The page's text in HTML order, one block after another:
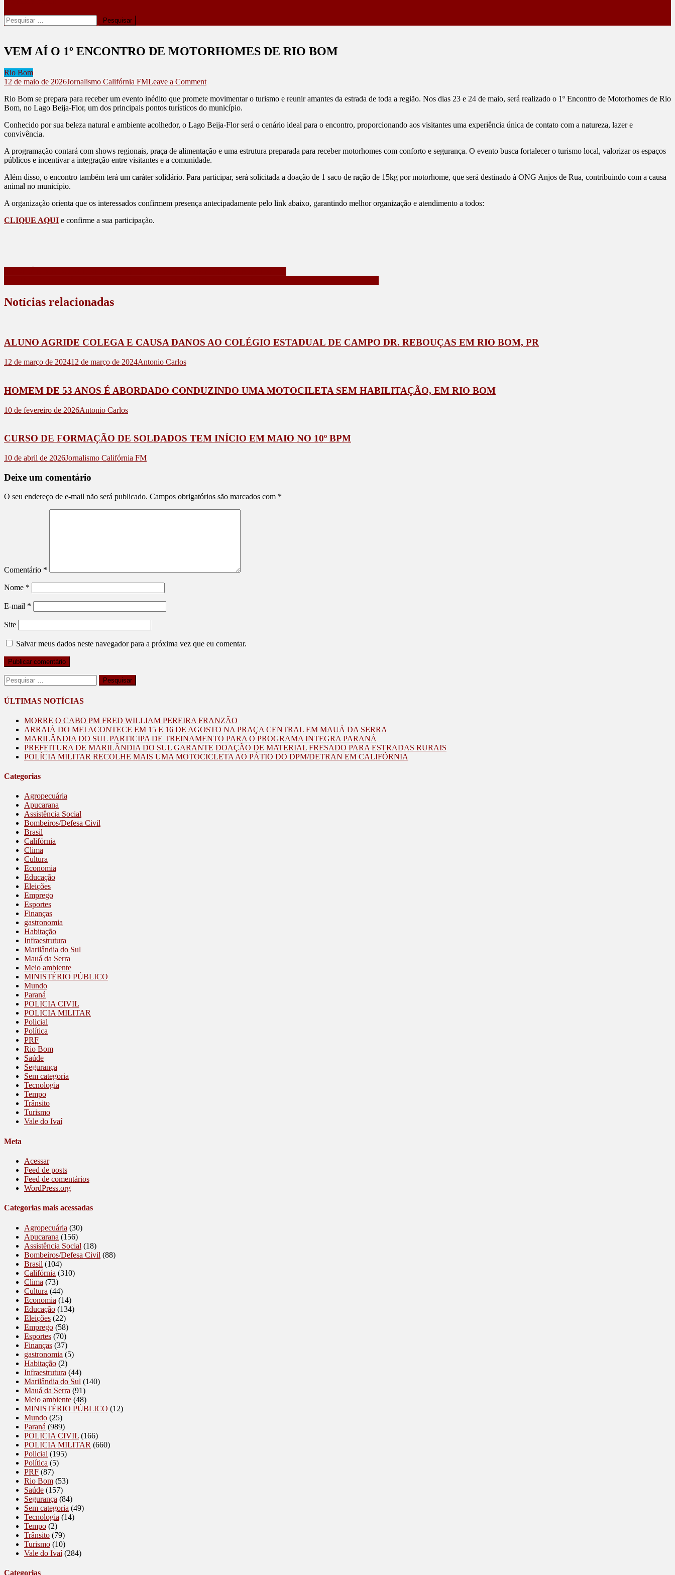
Pesquisar
por:
VEM AÍ O 1º ENCONTRO DE MOTORHOMES DE RIO BOM
Rio Bom
12 de maio de 2026Jornalismo Califórnia FMLeave a Commenton
AÍ
O
ENCONTRO
DE
RIO
Rio Bom se prepara para receber um evento inédito que promete movimentar o turismo e reunir amantes da estrada de toda a região. Nos dias 23 e 24 de maio, será realizado o 1º Encontro de Motorhomes de Rio
Bom, no Lago Beija-Flor, um dos principais pontos turísticos do município.
Conhecido por sua beleza natural e ambiente acolhedor, o Lago Beija-Flor será o cenário ideal para o encontro, proporcionando aos visitantes uma experiência única de contato com a natureza, lazer e
convivência.
A programação contará com shows regionais, praça de alimentação e uma estrutura preparada para receber motorhomes com conforto e segurança. O evento busca fortalecer o turismo local, valorizar os espaços
públicos e incentivar a integração entre visitantes e a comunidade.
Além disso, o encontro também terá um caráter solidário. Para participar, será solicitada a doação de 1 saco de ração de 15kg por motorhome, que será destinado à ONG Anjos de Rua, contribuindo com a causa
animal no município.
A organização orienta que os interessados confirmem presença antecipadamente pelo link abaixo, garantindo melhor organização e atendimento a todos:
CLIQUE AQUI e confirme a sua participação.
Navegação
de
Post
Notícias relacionadas
ALUNO AGRIDE COLEGA E CAUSA DANOS AO COLÉGIO ESTADUAL DE CAMPO DR. REBOUÇAS EM RIO BOM, PR
12 de março de 202412 de março de 2024Antonio Carlos
HOMEM DE 53 ANOS É ABORDADO CONDUZINDO UMA MOTOCILETA SEM HABILITAÇÃO, EM RIO BOM
10 de fevereiro de 2026Antonio Carlos
CURSO DE FORMAÇÃO DE SOLDADOS TEM INÍCIO EM MAIO NO 10º BPM
10 de abril de 2026Jornalismo Califórnia FM
Deixe um comentário
O seu endereço de e-mail não será publicado. Campos obrigatórios são marcados com *
Comentário *
Nome *
E-mail *
Site
Salvar meus dados neste navegador para a próxima vez que eu comentar.
Pesquisar
por:
ÚLTIMAS NOTÍCIAS
MORRE O CABO PM FRED WILLIAM PEREIRA FRANZÃO
ARRAIÁ DO MEI ACONTECE EM 15 E 16 DE AGOSTO NA PRAÇA CENTRAL EM MAUÁ DA SERRA
MARILÂNDIA DO SUL PARTICIPA DE TREINAMENTO PARA O PROGRAMA INTEGRA PARANÁ
PREFEITURA DE MARILÂNDIA DO SUL GARANTE DOAÇÃO DE MATERIAL FRESADO PARA ESTRADAS RURAIS
POLÍCIA MILITAR RECOLHE MAIS UMA MOTOCICLETA AO PÁTIO DO DPM/DETRAN EM CALIFÓRNIA
Categorias
Agropecuária
Apucarana
Assistência Social
Bombeiros/Defesa Civil
Brasil
Califórnia
Clima
Cultura
Economia
Educação
Eleições
Emprego
Esportes
Finanças
gastronomia
Habitação
Infraestrutura
Marilândia do Sul
Mauá da Serra
Meio ambiente
MINISTÉRIO PÚBLICO
Mundo
Paraná
POLICIA CIVIL
POLICIA MILITAR
Policial
Política
PRF
Rio Bom
Saúde
Segurança
Sem categoria
Tecnologia
Tempo
Trânsito
Turismo
Vale do Ivaí
Meta
Acessar
Feed de posts
Feed de comentários
WordPress.org
Categorias mais acessadas
Agropecuária (30)
Apucarana (156)
Assistência Social (18)
Bombeiros/Defesa Civil (88)
Brasil (104)
Califórnia (310)
Clima (73)
Cultura (44)
Economia (14)
Educação (134)
Eleições (22)
Emprego (58)
Esportes (70)
Finanças (37)
gastronomia (5)
Habitação (2)
Infraestrutura (44)
Marilândia do Sul (140)
Mauá da Serra (91)
Meio ambiente (48)
MINISTÉRIO PÚBLICO (12)
Mundo (25)
Paraná (989)
POLICIA CIVIL (166)
POLICIA MILITAR (660)
Policial (195)
Política (5)
PRF (87)
Rio Bom (53)
Saúde (157)
Segurança (84)
Sem categoria (49)
Tecnologia (14)
Tempo (2)
Trânsito (79)
Turismo (10)
Vale do Ivaí(284)
Categorias